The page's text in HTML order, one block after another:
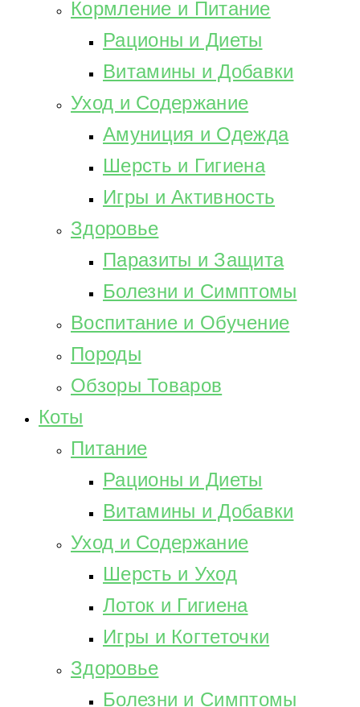
Кормление и Питание
Рационы и Диеты
Витамины и Добавки
Уход и Содержание
Амуниция и Одежда
Шерсть и Гигиена
Игры и Активность
Здоровье
Паразиты и Защита
Болезни и Симптомы
Воспитание и Обучение
Породы
Обзоры Товаров
Коты
Питание
Рационы и Диеты
Витамины и Добавки
Уход и Содержание
Шерсть и Уход
Лоток и Гигиена
Игры и Когтеточки
Здоровье
Болезни и Симптомы